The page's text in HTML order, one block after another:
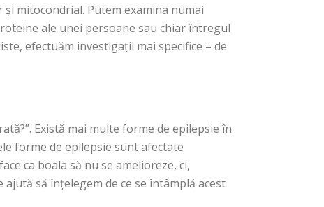
mitocondrial. Putem examina numai
ale unei persoane sau chiar întregul
efectuăm investigații mai specifice – de
Există mai multe forme de epilepsie în
forme de epilepsie sunt afectate
ca boala să nu se amelioreze, ci,
să înțelegem de ce se întâmplă acest